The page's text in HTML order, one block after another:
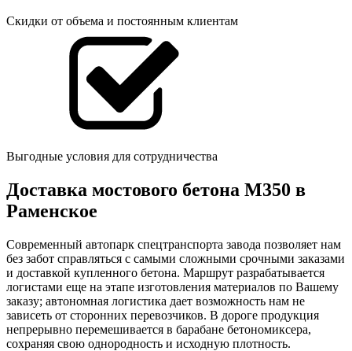
Скидки от объема и постоянным клиентам
Выгодные условия для сотрудничества
Доставка мостового бетона М350 в
Раменское
Современный автопарк спецтранспорта завода позволяет нам
без забот справляться с самыми сложными срочными заказами
и доставкой купленного бетона. Маршрут разрабатывается
логистами еще на этапе изготовления материалов по Вашему
заказу; автономная логистика дает возможность нам не
зависеть от сторонних перевозчиков. В дороге продукция
непрерывно перемешивается в барабане бетономиксера,
сохраняя свою однородность и исходную плотность.